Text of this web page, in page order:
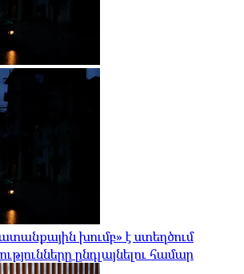
խումբ» է ստեղծում
ընդլայնելու համար